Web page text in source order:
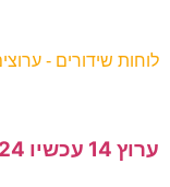
לוחות שידורים -
ערוץ 14 עכשיו 17-05-2024